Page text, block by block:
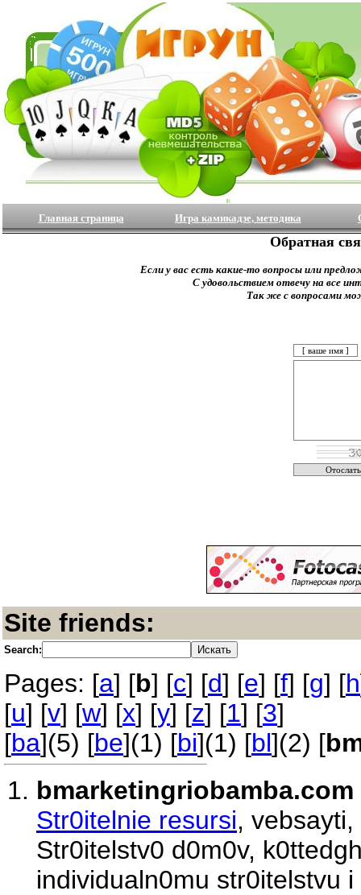
Главная страница Игра камикадзе, методика
Обратная
Если у вас есть какие-то вопросы или
С удовольствием отвечу на все
Так же с вопросами
Site friends:
Search:
Pages: [a] [b] [c] [d] [e] [f] [g] [h
[u] [v] [w] [x] [y] [z] [1] [3]
[ba](5) [be](1) [bi](1) [bl](2) [
bmarketingriobamba.com
Str0itelnie resursi,
Str0itelstv0 d0m0v,
individualn0mu str0itelstvu